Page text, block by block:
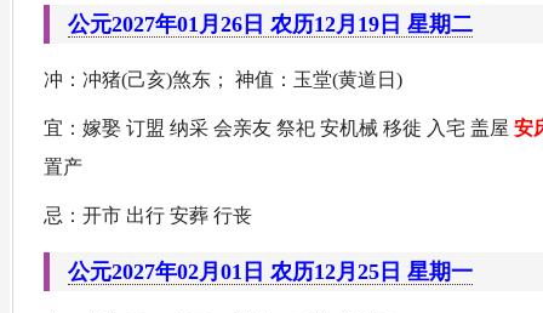
公元2027年01月26日 农历12月19日 星期二
冲：冲猪(己亥)煞东； 神值：玉堂(黄道日)
宜：嫁娶 订盟 纳采 会亲友 祭祀 安机械 移徙 入宅 盖屋 安
置产
忌：开市 出行 安葬 行丧
公元2027年02月01日 农历12月25日 星期一